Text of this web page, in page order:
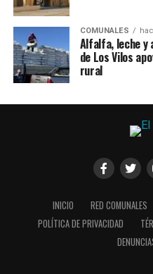
COMUNALES
Alfalfa, leche y
de Los Vilos
rural
INICIO RED COMUNALES
POLÍTICA DE PRIVACIDAD